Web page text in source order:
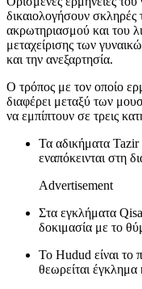
δικαιολογήσουν σκληρές
ακρωτηριασμού και του
μεταχείρισης των
και την ανεξαρτησία.
Ο τρόπος με τον οποίο
διαφέρει μεταξύ των
να εμπίπτουν σε τρεις
Τα αδικήματα Tazir
εναπόκεινται στη
Advertisement
Στα εγκλήματα
δοκιμασία με το
Το Hudud είναι το
θεωρείται